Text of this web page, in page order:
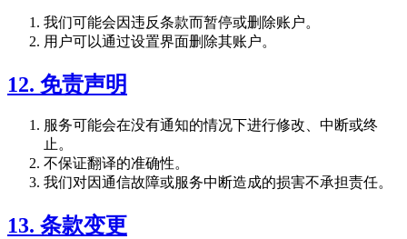
我们可能会因违反条款而暂停或删除账户。
用户可以通过设置界面删除其账户。
12. 免责声明
服务可能会在没有通知的情况下进行修改、中断或终
止。
不保证翻译的准确性。
我们对因通信故障或服务中断造成的损害不承担责任。
13. 条款变更